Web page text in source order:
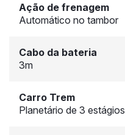
Ação de frenagem
Automático no tambor
Cabo da bateria
3m
Carro Trem
Planetário de 3 estágios